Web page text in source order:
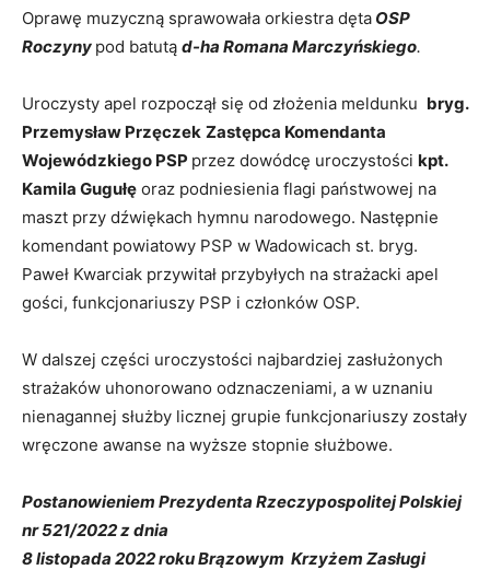
Oprawę muzyczną sprawowała orkiestra dęta OSP
Roczyny pod batutą d-ha Romana Marczyńskiego.
Uroczysty apel rozpoczął się od złożenia meldunku bryg.
Przemysław Przęczek Zastępca Komendanta
Wojewódzkiego PSP przez dowódcę uroczystości kpt.
Kamila Gugułę oraz podniesienia flagi państwowej na
maszt przy dźwiękach hymnu narodowego. Następnie
komendant powiatowy PSP w Wadowicach st. bryg.
Paweł Kwarciak przywitał przybyłych na strażacki apel
gości, funkcjonariuszy PSP i członków OSP.
W dalszej części uroczystości najbardziej zasłużonych
strażaków uhonorowano odznaczeniami, a w uznaniu
nienagannej służby licznej grupie funkcjonariuszy zostały
wręczone awanse na wyższe stopnie służbowe.
Postanowieniem Prezydenta Rzeczypospolitej Polskiej
nr 521/2022 z dnia
8 listopada 2022 roku Brązowym Krzyżem Zasługi